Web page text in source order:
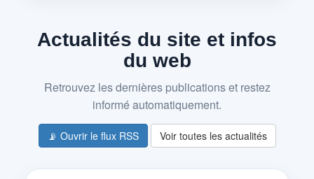
Actualités du site et infos
du web
Retrouvez les dernières publications et restez
informé automatiquement.
📡 Ouvrir le flux RSS Voir toutes les actualités